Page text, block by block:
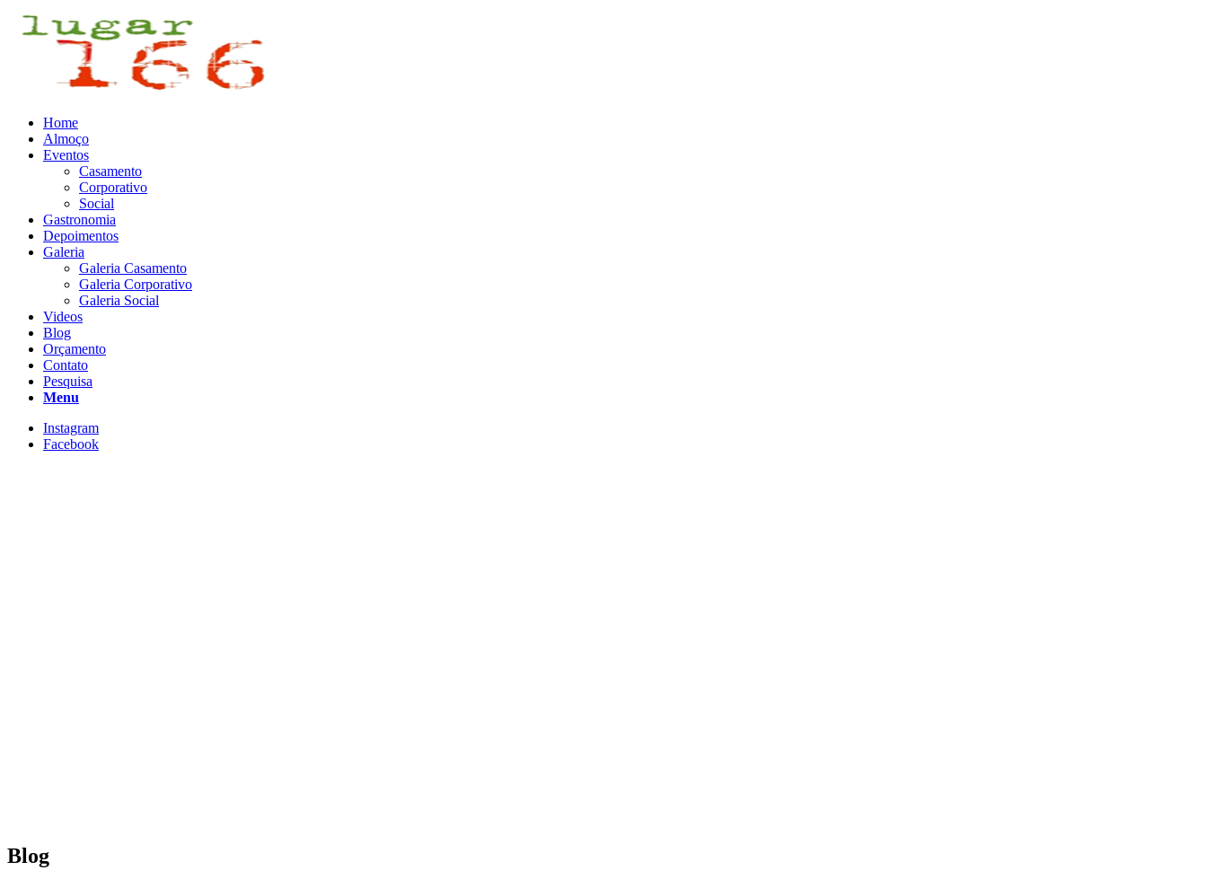
Home
Almoço
Eventos
Casamento
Corporativo
Social
Gastronomia
Depoimentos
Galeria
Galeria Casamento
Galeria Corporativo
Galeria Social
Videos
Blog
Orçamento
Contato
Pesquisa
Menu
Instagram
Facebook
Blog